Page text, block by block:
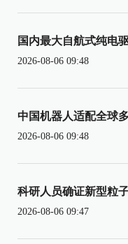
国内最大自航式纯电
2026-08-06 09:48
中国机器人适配全球
2026-08-06 09:48
科研人员确证新型粒
2026-08-06 09:47